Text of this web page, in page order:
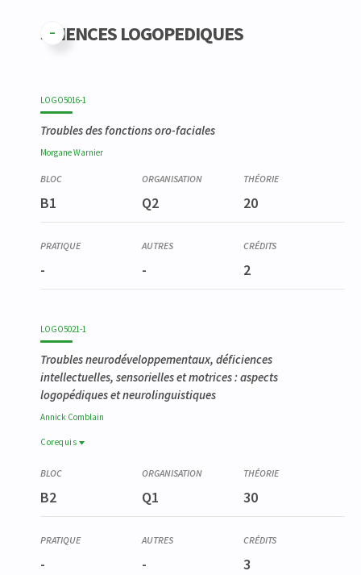
SCIENCES LOGOPEDIQUES
LOGO5016-1
Troubles des fonctions oro-faciales
MorganeWarnier
B1 Q2 20
- - 2
LOGO5021-1
Troubles neurodéveloppementaux, déficiences
intellectuelles, sensorielles et motrices : aspects
logopédiques et neurolinguistiques
Annick Comblain
Corequis
Corequis
Stage en logopédie pédiatrique
B2 Q1 30
- - 3